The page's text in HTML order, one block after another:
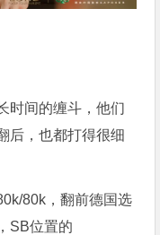
时间的缠斗，他们
后，也都打得很细
80k，翻前德国选
SB位置的